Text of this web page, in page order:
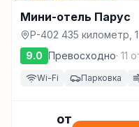
Мини-отель Парус
Р-402 435 километр,
9.0 Превосходно· 11
Wi-Fi Парковка
от